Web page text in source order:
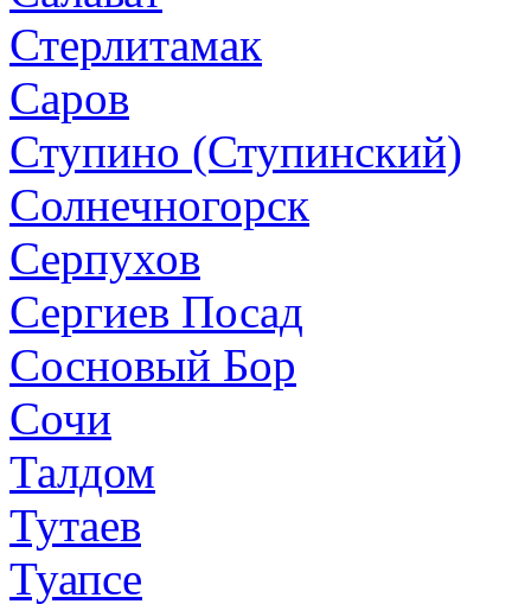
Стерлитамак
Саров
Ступино (Ступинский)
Солнечногорск
Серпухов
Сергиев Посад
Сосновый Бор
Сочи
Талдом
Тутаев
Туапсе